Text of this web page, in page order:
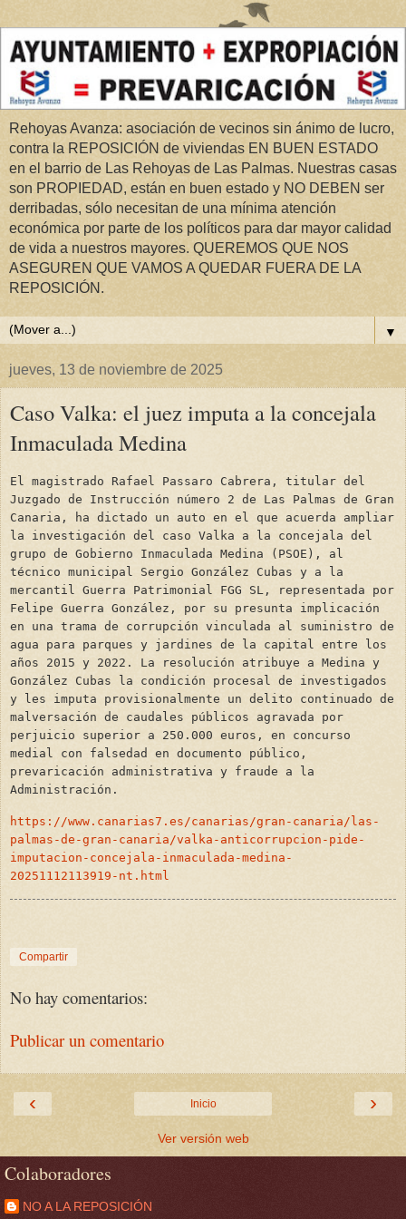
Rehoyas Avanza: asociación de vecinos sin ánimo de lucro,
contra la REPOSICIÓN de viviendas EN BUEN ESTADO
en el barrio de Las Rehoyas de Las Palmas. Nuestras casas
son PROPIEDAD, están en buen estado y NO DEBEN ser
derribadas, sólo necesitan de una mínima atención
económica por parte de los políticos para dar mayor calidad
de vida a nuestros mayores. QUEREMOS QUE NOS
ASEGUREN QUE VAMOS A QUEDAR FUERA DE LA
REPOSICIÓN.
▼
jueves, 13 de noviembre de 2025
Caso Valka: el juez imputa a la concejala
Inmaculada Medina
El magistrado Rafael Passaro Cabrera, titular del
Juzgado de Instrucción número 2 de Las Palmas de Gran
Canaria, ha dictado un auto en el que acuerda ampliar
la investigación del caso Valka a la concejala del
grupo de Gobierno Inmaculada Medina (PSOE), al
técnico municipal Sergio González Cubas y a la
mercantil Guerra Patrimonial FGG SL, representada por
Felipe Guerra González, por su presunta implicación
en una trama de corrupción vinculada al suministro de
agua para parques y jardines de la capital entre los
años 2015 y 2022. La resolución atribuye a Medina y
González Cubas la condición procesal de investigados
y les imputa provisionalmente un delito continuado de
malversación de caudales públicos agravada por
perjuicio superior a 250.000 euros, en concurso
medial con falsedad en documento público,
prevaricación administrativa y fraude a la
Administración.
https://www.canarias7.es/canarias/gran-canaria/las-
palmas-de-gran-canaria/valka-anticorrupcion-pide-
imputacion-concejala-inmaculada-medina-
20251112113919-nt.html
Compartir
No hay comentarios:
Publicar un comentario
‹ ›
Inicio
Ver versión web
Colaboradores
NO A LA REPOSICIÓN